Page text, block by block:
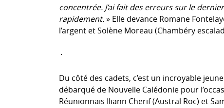
concentrée. J’ai fait des erreurs sur le
rapidement.» Elle devance Romane
l’argent et Solène Moreau (Chambéry
Du côté des cadets, c’est un incroyable
débarqué de Nouvelle Calédonie pour
Réunionnais Iliann Cherif (Austral Roc) et